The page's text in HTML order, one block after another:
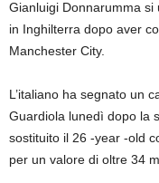
Gianluigi Donnarumma si
in Inghilterra dopo aver
Manchester City.
L’italiano ha segnato un
Guardiola lunedì dopo la
sostituito il 26 -year -old
per un valore di oltre 34